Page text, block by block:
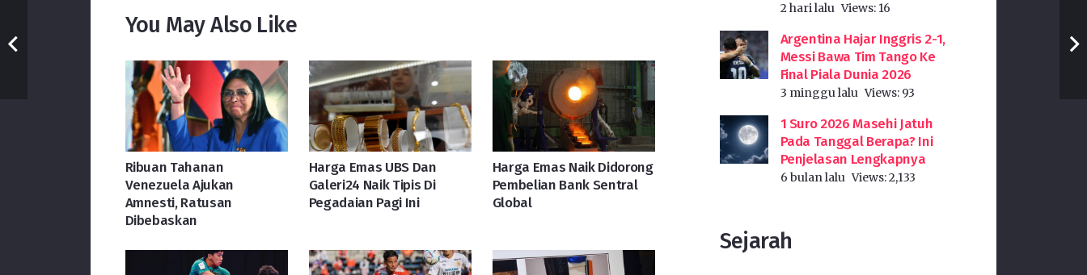
You May Also Like
Ribuan Tahanan
Venezuela Ajukan
Amnesti, Ratusan
Dibebaskan
Harga Emas UBS Dan
Galeri24 Naik Tipis Di
Pegadaian Pagi Ini
Harga Emas Naik Didorong
Pembelian Bank Sentral
Global
2 hari lalu Views: 16
Argentina Hajar Inggris 2-1,
Messi Bawa Tim Tango Ke
Final Piala Dunia 2026
3 minggu lalu Views: 93
1 Suro 2026 Masehi Jatuh
Pada Tanggal Berapa? Ini
Penjelasan Lengkapnya
6 bulan lalu Views:2,133
Sejarah